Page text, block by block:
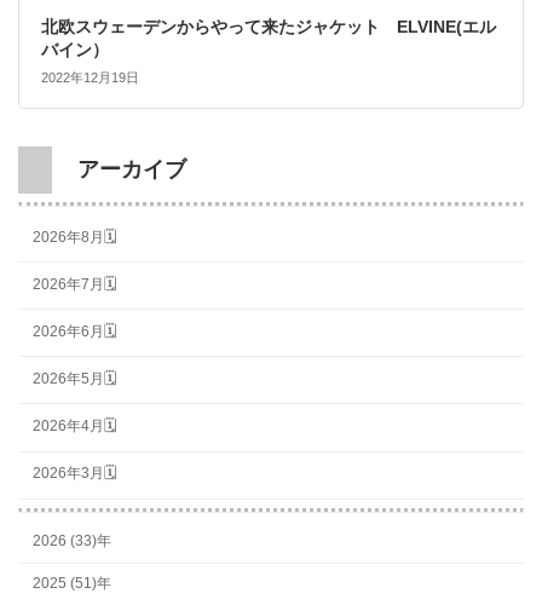
北欧スウェーデンからやって来たジャケット ELVINE(エル
バイン）
2022年12月19日
アーカイブ
2026年8月🗓
2026年7月🗓
2026年6月🗓
2026年5月🗓
2026年4月🗓
2026年3月🗓
2026 (33)年
2025 (51)年